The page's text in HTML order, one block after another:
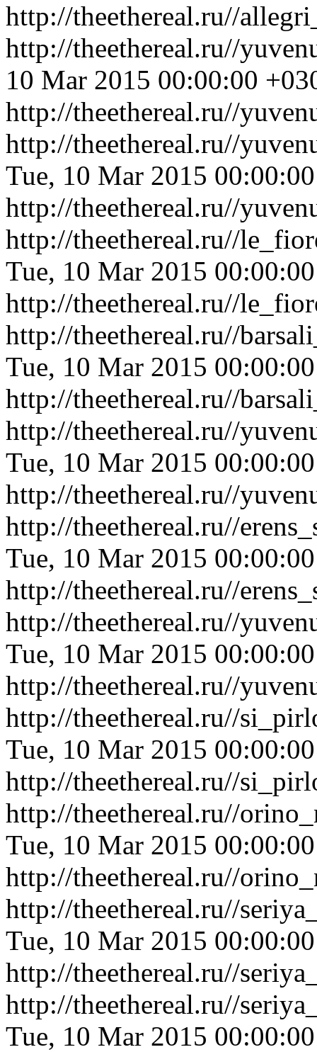
http://theethereal.ru//
http://theethereal.ru//
10 Mar 2015 00:00:00
http://theethereal.ru//
http://theethereal.ru//
Tue, 10 Mar 2015
http://theethereal.ru//
http://theethereal.ru//
Tue, 10 Mar 2015
http://theethereal.ru//
http://theethereal.ru//
Tue, 10 Mar 2015
http://theethereal.ru//
http://theethereal.ru//
Tue, 10 Mar 2015
http://theethereal.ru//
http://theethereal.ru//
Tue, 10 Mar 2015
http://theethereal.ru//
http://theethereal.ru//
Tue, 10 Mar 2015
http://theethereal.ru//
http://theethereal.ru//
Tue, 10 Mar 2015
http://theethereal.ru//
http://theethereal.ru//
Tue, 10 Mar 2015
http://theethereal.ru//
http://theethereal.ru//
Tue, 10 Mar 2015
http://theethereal.ru//
http://theethereal.ru//
Tue, 10 Mar 2015